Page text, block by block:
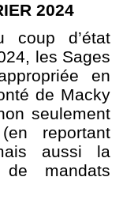
2024
coup d’état
les Sages
en
de Macky
seulement
reportant
aussi la
mandats